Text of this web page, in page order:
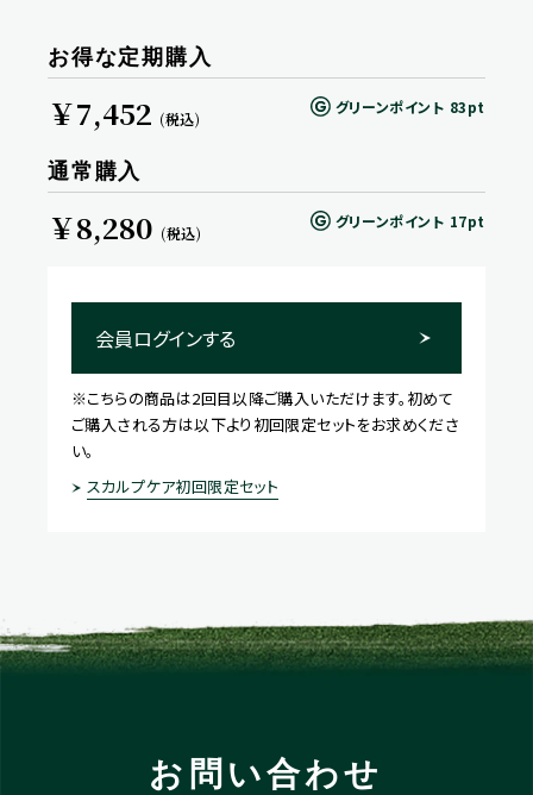
お得な定期購入
￥7,452 (税込)
グリーンポイント 83pt
通常購入
￥8,280 (税込)
グリーンポイント 17pt
会員ログインする
※こちらの商品は2回目以降ご購入いただけます。初めて
ご購入される方は以下より初回限定セットをお求めくださ
い。
スカルプケア初回限定セット
お問い合わせ